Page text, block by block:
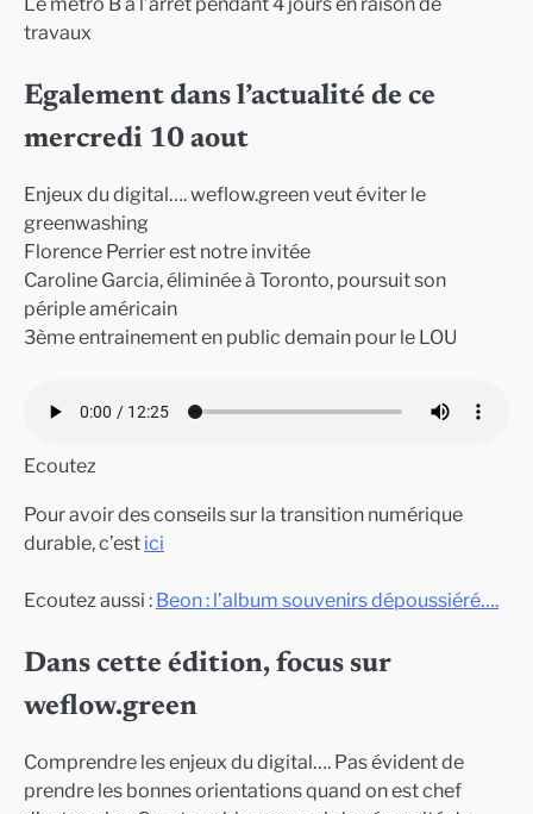
travaux
Egalement dans l’actualité de ce
mercredi 10 aout
Enjeux du digital…. weflow.green veut éviter le
greenwashing
Florence Perrier est notre invitée
Caroline Garcia, éliminée à Toronto, poursuit son
périple américain
3ème entrainement en public demain pour le LOU
Ecoutez
Pour avoir des conseils sur la transition numérique
durable, c’est ici
Ecoutez aussi : Beon : l’album souvenirs dépoussiéré….
Dans cette édition, focus sur
weflow.green
Comprendre les enjeux du digital…. Pas évident de
prendre les bonnes orientations quand on est chef